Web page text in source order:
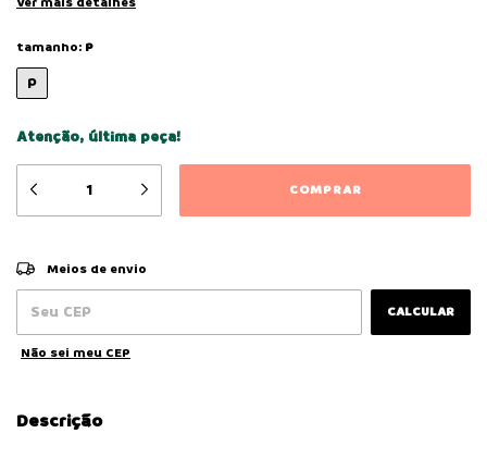
tamanho: P
P
Atenção, última peça!
Entregas para o CEP:
Meios de envio
CALCULAR
Não sei meu CEP
Descrição